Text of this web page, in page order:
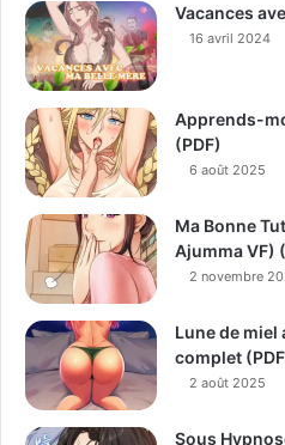
Vacances
16 avril 2024
Apprends-
(PDF)
6 août 2025
Ma Bonne
Ajumma VF)
2 novembre
Lune de miel
complet
2 août 2025
Sous